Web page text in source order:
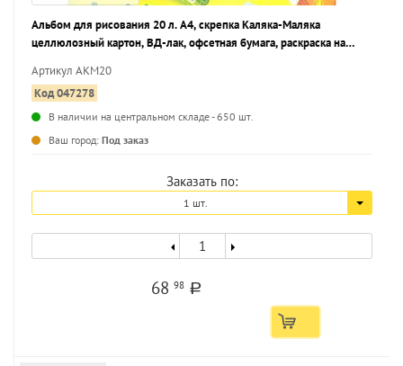
Альбом для рисования 20 л. А4, скрепка Каляка-Маляка
целлюлозный картон, ВД-лак, офсетная бумага, раскраска на
Артикул АКМ20
Код 047278
В наличии на центральном складе - 650 шт.
Ваш город: Под заказ
Заказать по:
1 шт.
6898 a